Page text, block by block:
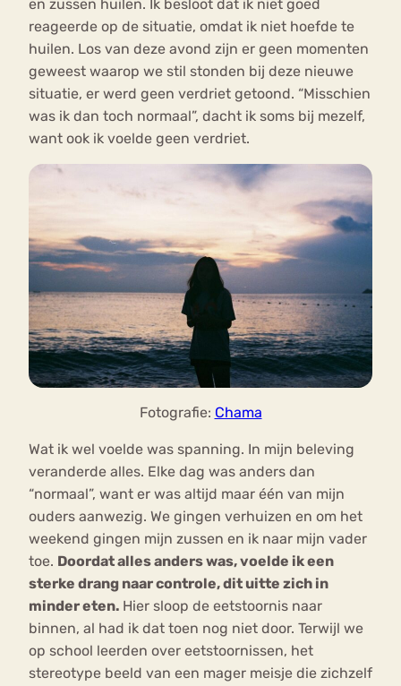
en zussen huilen. Ik besloot dat ik niet goed
reageerde op de situatie, omdat ik niet hoefde te
huilen. Los van deze avond zijn er geen momenten
geweest waarop we stil stonden bij deze nieuwe
situatie, er werd geen verdriet getoond. “Misschien
was ik dan toch normaal”, dacht ik soms bij mezelf,
want ook ik voelde geen verdriet.
Fotografie: Chama
Wat ik wel voelde was spanning. In mijn beleving
veranderde alles. Elke dag was anders dan
“normaal”, want er was altijd maar één van mijn
ouders aanwezig. We gingen verhuizen en om het
weekend gingen mijn zussen en ik naar mijn vader
toe. Doordat alles anders was, voelde ik een
sterke drang naar controle, dit uitte zich in
minder eten. Hier sloop de eetstoornis naar
binnen, al had ik dat toen nog niet door. Terwijl we
op school leerden over eetstoornissen, het
stereotype beeld van een mager meisje die zichzelf